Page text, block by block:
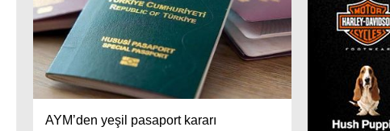
AYM’den yeşil pasaport kararı